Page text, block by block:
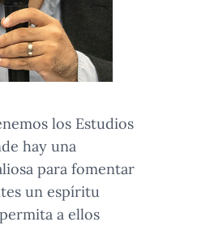
los Estudios
hay una
para fomentar
un espíritu
a ellos